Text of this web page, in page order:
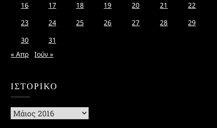
16
17 18 19 20 21
22
23
24 25 26 27 28
29
30
31
« Απρ
Ιούν »
ΙΣΤΟΡΙΚΌ
Ιστορικό